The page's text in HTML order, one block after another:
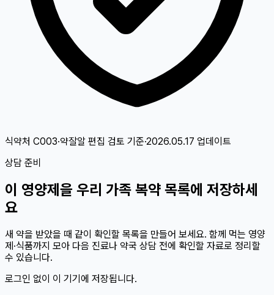
식약처 C003·약잘알 편집 검토 기준·2026.05.17 업데이트
상담 준비
이 영양제 을 우리 가족 복약 목록에 저장하세
요
새 약을 받았을 때 같이 확인할 목록을 만들어 보세요. 함께 먹는 영양
제·식품까지 모아 다음 진료나 약국 상담 전에 확인할 자료로 정리할
수 있습니다.
로그인 없이 이 기기에 저장됩니다.